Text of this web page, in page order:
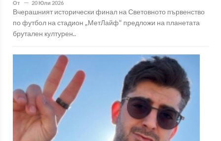
От 20 Юли 2026
Вчерашният исторически финал на Световното първенство
по футбол на стадион „МетЛайф“ предложи на планетата
брутален културен..